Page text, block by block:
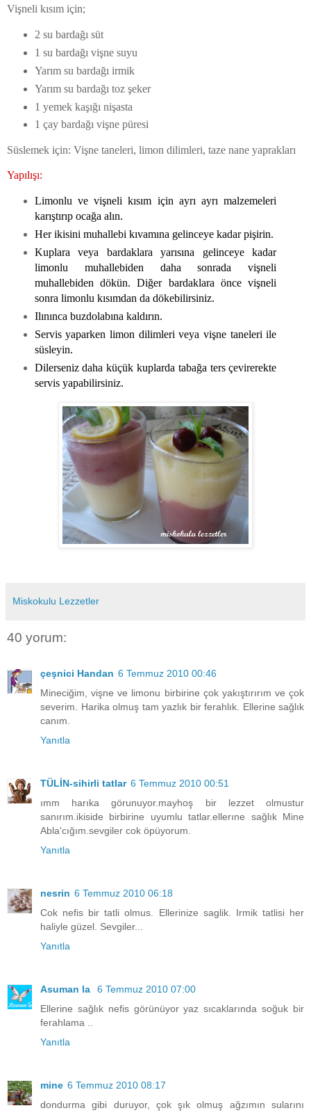
Vişneli kısım için;
2 su bardağı süt
1 su bardağı vişne suyu
Yarım su bardağı irmik
Yarım su bardağı toz şeker
1 yemek kaşığı nişasta
1 çay bardağı vişne püresi
Süslemek için: Vişne taneleri, limon dilimleri, taze nane yaprakları
Yapılışı:
Limonlu ve vişneli kısım için ayrı ayrı malzemeleri
karıştırıp ocağa alın.
Her ikisini muhallebi kıvamına gelinceye kadar pişirin.
Kuplara veya bardaklara yarısına gelinceye kadar
limonlu muhallebiden daha sonrada vişneli
muhallebiden dökün. Diğer bardaklara önce vişneli
sonra limonlu kısımdan da dökebilirsiniz.
Ilınınca buzdolabına kaldırın.
Servis yaparken limon dilimleri veya vişne taneleri ile
süsleyin.
Dilerseniz daha küçük kuplarda tabağa ters çevirerekte
servis yapabilirsiniz.
Miskokulu Lezzetler
40 yorum:
çeşnici Handan 6 Temmuz 2010 00:46
Mineciğim, vişne ve limonu birbirine çok yakıştırırım ve çok
severim. Harika olmuş tam yazlık bir ferahlık. Ellerine sağlık
canım.
Yanıtla
TÜLİN-sihirli tatlar 6 Temmuz 2010 00:51
ımm harıka görunuyor.mayhoş bir lezzet olmustur
sanırım.ikiside birbirine uyumlu tatlar.ellerıne sağlık Mine
Abla'cığım.sevgiler cok öpüyorum.
Yanıtla
nesrin 6 Temmuz 2010 06:18
Cok nefis bir tatli olmus. Ellerinize saglik. Irmik tatlisi her
haliyle güzel. Sevgiler...
Yanıtla
Asuman la
6 Temmuz 2010 07:00
Ellerine sağlık nefis görünüyor yaz sıcaklarında soğuk bir
ferahlama ..
Yanıtla
mine 6 Temmuz 2010 08:17
dondurma gibi duruyor, çok şık olmuş ağzımın sularını